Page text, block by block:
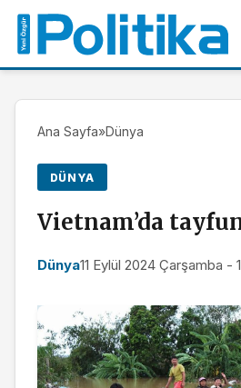
Ana Sayfa»Dünya
DÜNYA
Vietnam’da
Dünya11 Eylül 2024 Çarşamba -